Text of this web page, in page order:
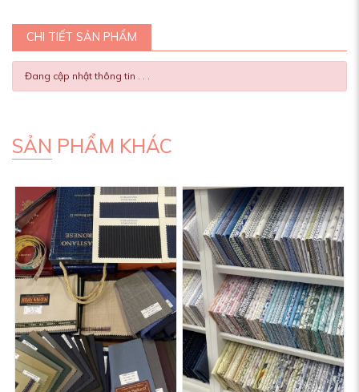
CHI TIẾT SẢN PHẨM
Đang cập nhật thông tin . . .
SẢN PHẨM KHÁC